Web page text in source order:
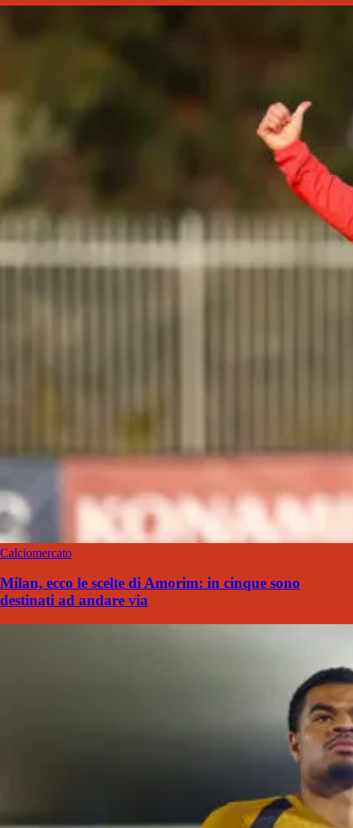
Calciomercato
Milan, ecco le scelte di Amorim: in cinque sono
destinati ad andare via